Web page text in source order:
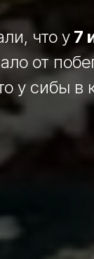
что у7
от
у сибы в